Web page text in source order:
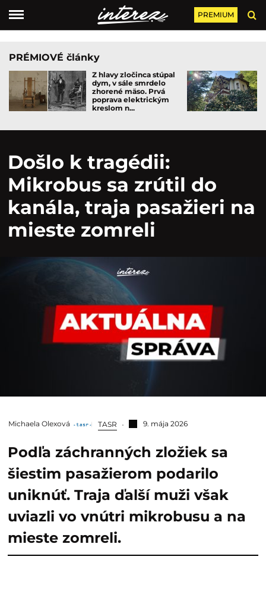
PREMIUM
PRÉMIOVÉ články
Z hlavy zločinca stúpal
dym, v sále smrdelo
zhorené mäso. Prvá
poprava elektrickým
kreslom n...
Došlo k tragédii:
Mikrobus sa zrútil do
kanála, traja pasažieri na
mieste zomreli
Michaela Olexová TASR 9. mája 2026
Podľa záchranných zložiek sa
šiestim pasažierom podarilo
uniknúť. Traja ďalší muži však
uviazli vo vnútri mikrobusu a na
mieste zomreli.